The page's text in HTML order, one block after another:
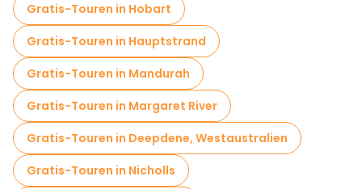
Gratis-Touren in Hobart
Gratis-Touren in Hauptstrand
Gratis-Touren in Mandurah
Gratis-Touren in Margaret River
Gratis-Touren in Deepdene, Westaustralien
Gratis-Touren in Nicholls